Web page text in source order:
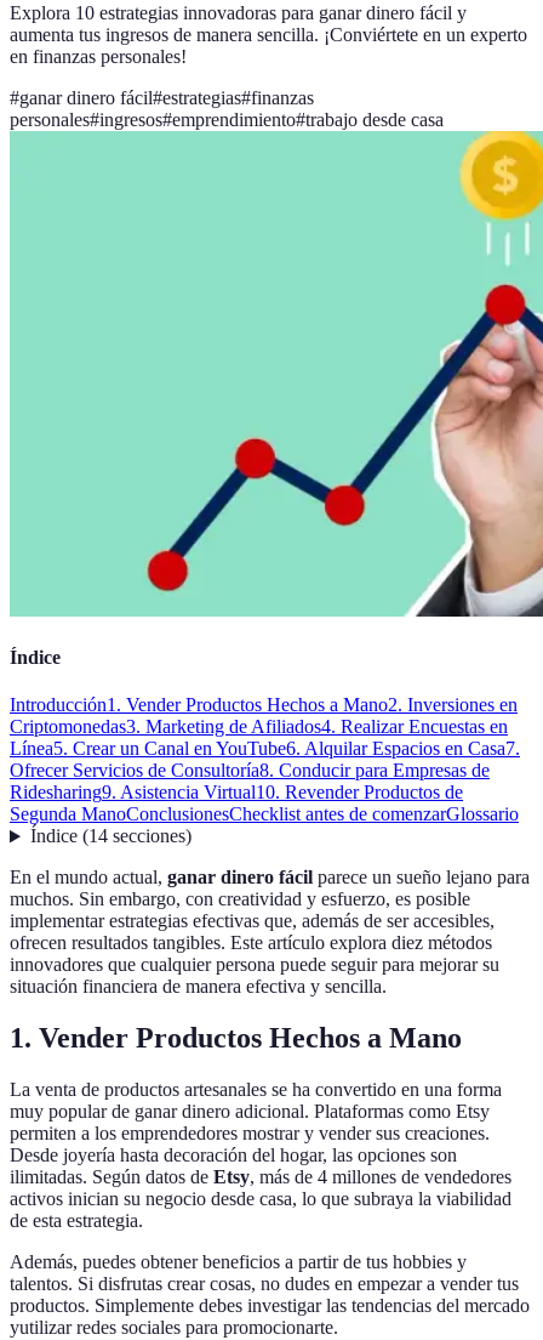
Explora 10 estrategias innovadoras para ganar dinero fácil y
aumenta tus ingresos de manera sencilla. ¡Conviértete en un experto
en finanzas personales!
#ganar dinero fácil#estrategias#finanzas
personales#ingresos#emprendimiento#trabajo desde casa
Índice
Introducción1. Vender Productos Hechos a Mano2. Inversiones en
Criptomonedas3. Marketing de Afiliados4. Realizar Encuestas en
Línea5. Crear un Canal en YouTube6. Alquilar Espacios en Casa7.
Ofrecer Servicios de Consultoría8. Conducir para Empresas de
Ridesharing9. Asistencia Virtual10. Revender Productos de
Segunda ManoConclusionesChecklist antes de comenzarGlossario
Índice(14 secciones)
En el mundo actual, ganar dinero fácil parece un sueño lejano para
muchos. Sin embargo, con creatividad y esfuerzo, es posible
implementar estrategias efectivas que, además de ser accesibles,
ofrecen resultados tangibles. Este artículo explora diez métodos
innovadores que cualquier persona puede seguir para mejorar su
situación financiera de manera efectiva y sencilla.
1. Vender Productos Hechos a Mano
La venta de productos artesanales se ha convertido en una forma
muy popular de ganar dinero adicional. Plataformas como Etsy
permiten a los emprendedores mostrar y vender sus creaciones.
Desde joyería hasta decoración del hogar, las opciones son
ilimitadas. Según datos de Etsy, más de 4 millones de vendedores
activos inician su negocio desde casa, lo que subraya la viabilidad
de esta estrategia.
Además, puedes obtener beneficios a partir de tus hobbies y
talentos. Si disfrutas crear cosas, no dudes en empezar a vender tus
productos. Simplemente debes investigar las tendencias del mercado
yutilizar redes sociales para promocionarte.